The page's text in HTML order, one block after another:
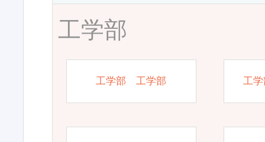
工学部
工学部 工学部 工